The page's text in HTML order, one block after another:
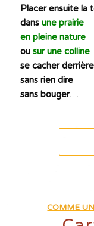
Placer ensuite la
dans une prairie
en pleine nature
ou sur une colline
se cacher derrière
sans rien dire
sans bouger…
COMME